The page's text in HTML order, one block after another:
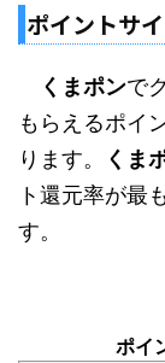
ポイントサ
くまポンで
もらえるポイ
ります。
くま
ト還元率が最
す。
ポイ